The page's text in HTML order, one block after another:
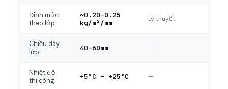
Định mức
theo lớp
~0.20–0.25
kg/m²/mm
Lý thuyết
Chiều dày
lớp
40–60mm —
Nhiệt độ
thi công
+5°C – +25°C —